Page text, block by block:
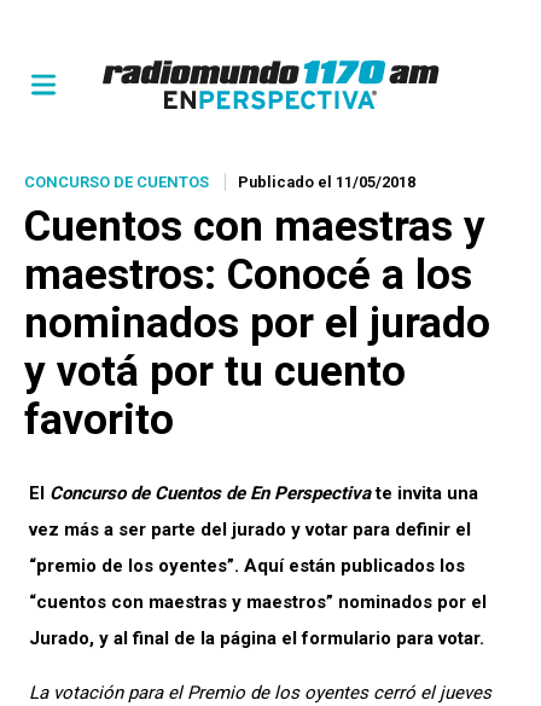
CONCURSO DE CUENTOS Publicado el 11/05/2018
Cuentos con maestras y
maestros: Conocé a los
nominados por el jurado
y votá por tu cuento
favorito
El Concurso de Cuentos de En Perspectivate invita una
vez más a ser parte del jurado y votar para definir el
“premio de los oyentes”. Aquí están publicados los
“cuentos con maestras y maestros” nominados por el
Jurado, y al final de la página el formulario para votar.
La votación para el Premio de los oyentes cerró el jueves